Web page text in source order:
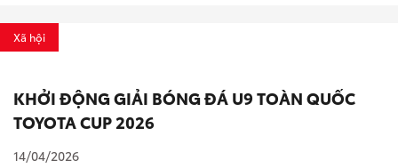
Xã hội
KHỞI ĐỘNG GIẢI BÓNG ĐÁ U9 TOÀN QUỐC
TOYOTA CUP 2026
14/04/2026